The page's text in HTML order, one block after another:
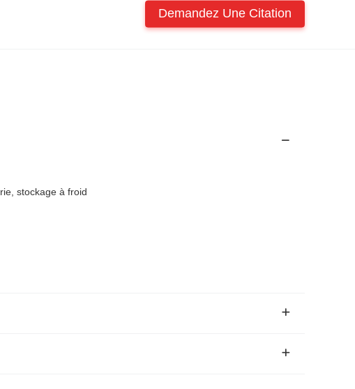
Demandez Une Citation
stockage à froid